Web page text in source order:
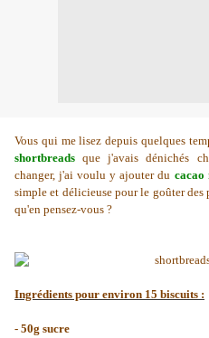
Vous qui me lisez depuis quelques
shortbreads que j'avais dénichés
changer, j'ai voulu y ajouter du cacao
simple et délicieuse pour le goûter
qu'en pensez-vous ?
Ingrédients pour environ 15 biscuits :
- 50g sucre